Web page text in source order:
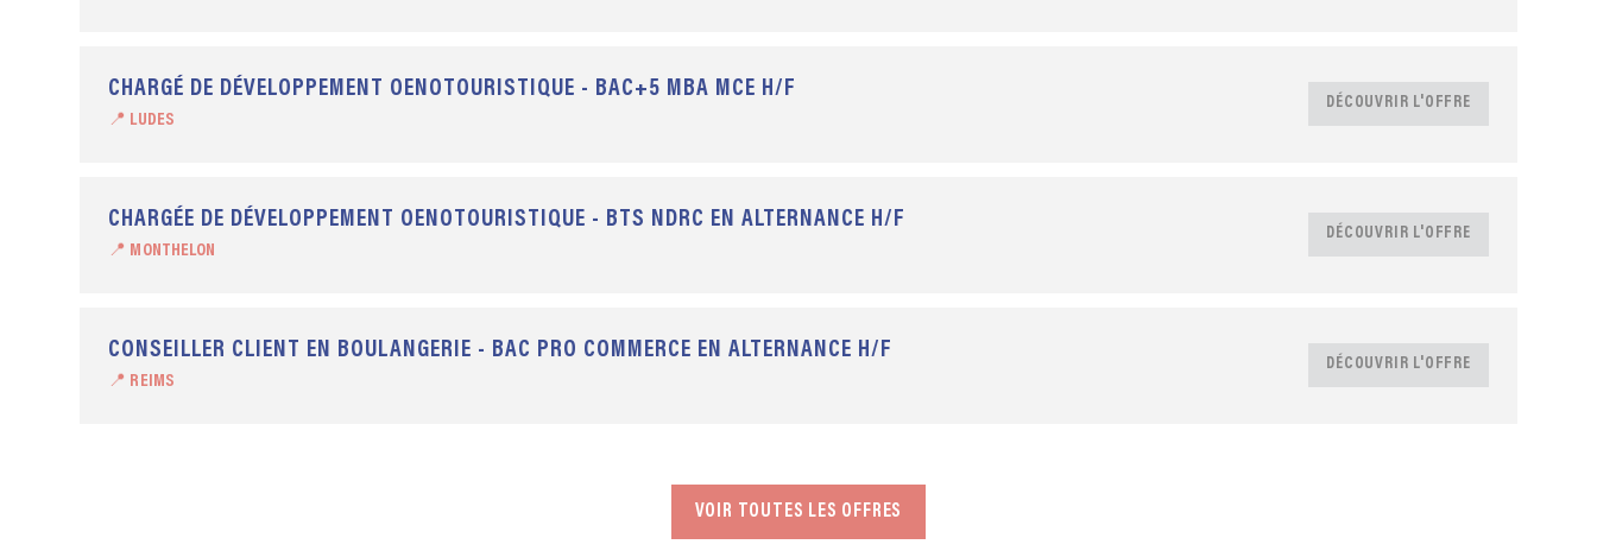
CHARGÉ DE DÉVELOPPEMENT OENOTOURISTIQUE - BAC+5 MBA MCE H/F
📍 LUDES
DÉCOUVRIR L'OFFRE
CHARGÉE DE DÉVELOPPEMENT OENOTOURISTIQUE - BTS NDRC EN ALTERNANCE H/F
📍 MONTHELON
DÉCOUVRIR L'OFFRE
CONSEILLER CLIENT EN BOULANGERIE - BAC PRO COMMERCE EN ALTERNANCE H/F
📍 REIMS
DÉCOUVRIR L'OFFRE
VOIR TOUTES LES OFFRES